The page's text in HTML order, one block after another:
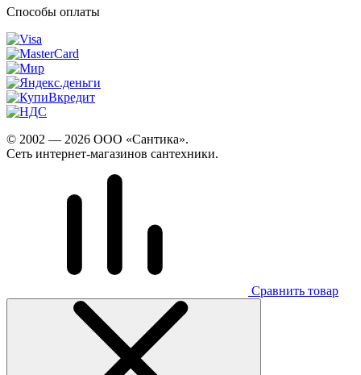
Способы оплаты
© 2002 — 2026 ООО «Сантика».
Сеть интернет-магазинов сантехники.
Сравнить товар